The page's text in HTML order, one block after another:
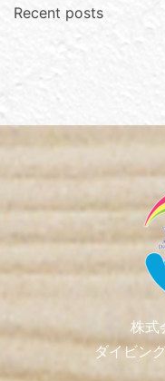
Recent posts
Footer
株式
ダイビン